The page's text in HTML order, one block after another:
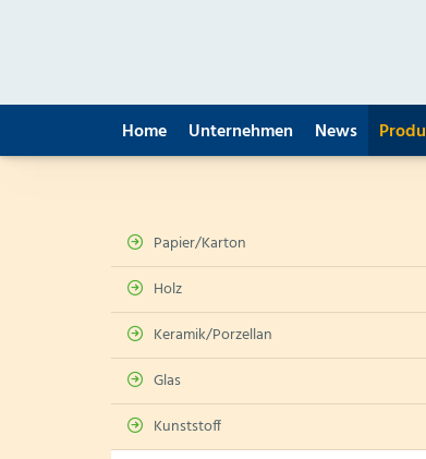
Home Unternehmen News
Papier/Karton
Holz
Keramik/Porzellan
Glas
Kunststoff